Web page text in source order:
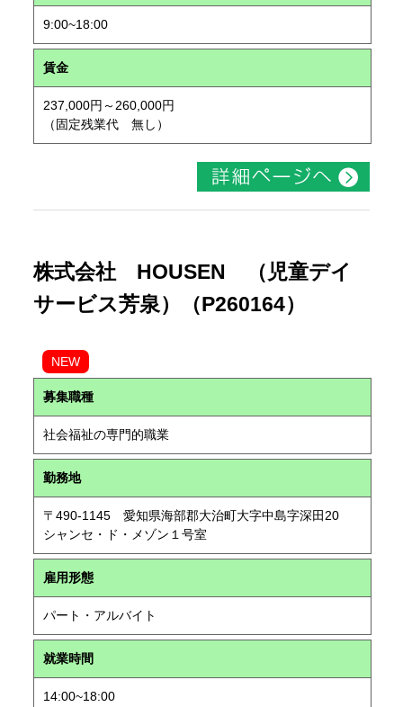
9:00~18:00
賃金
237,000円～260,000円
（固定残業代 無し）
株式会社 HOUSEN （児童デイ
サービス芳泉）（P260164）
NEW
募集職種
社会福祉の専門的職業
勤務地
〒490-1145 愛知県海部郡大治町大字中島字深田20
シャンセ・ド・メゾン１号室
雇用形態
パート・アルバイト
就業時間
14:00~18:00